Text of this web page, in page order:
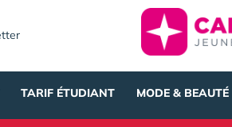
TARIF ÉTUDIANT MODE & BEAUTÉ